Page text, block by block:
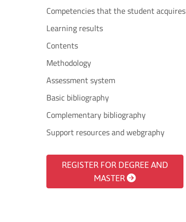
Competencies that the student acquires
Learning results
Contents
Methodology
Assessment system
Basic bibliography
Complementary bibliography
Support resources and webgraphy
REGISTER FOR DEGREE AND
MASTER